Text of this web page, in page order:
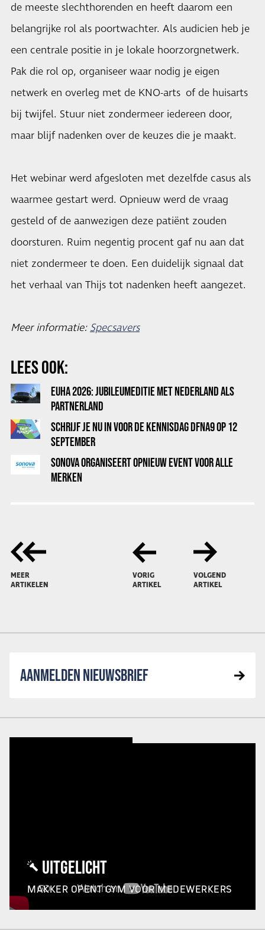
de meeste slechthorenden en heeft daarom een
belangrijke rol als poortwachter. Als audicien heb je
een centrale positie in je lokale hoorzorgnetwerk.
Pak die rol op, organiseer waar nodig je eigen
netwerk en overleg met de KNO-arts of de huisarts
bij twijfel. Stuur niet zondermeer iedereen door,
maar blijf nadenken over de keuzes die je maakt.
Het webinar werd afgesloten met dezelfde casus als
waarmee gestart werd. Opnieuw werd de vraag
gesteld of de aanwezigen deze patiënt zouden
doorsturen. Ruim negentig procent gaf nu aan dat
niet zondermeer te doen. Een duidelijk signaal dat
het verhaal van Thijs tot nadenken heeft aangezet.
Meer informatie:Specsavers
LEES OOK:
EUHA 2026: JUBILEUMEDITIE MET NEDERLAND ALS
PARTNERLAND
SCHRIJF JE NU IN VOOR DE KENNISDAG DFNA9 OP 12
SEPTEMBER
SONOVA ORGANISEERT OPNIEUW EVENT VOOR ALLE
MERKEN
MEER
ARTIKELEN
VORIG
ARTIKEL
VOLGEND
ARTIKEL
AANMELDEN NIEUWSBRIEF
UITGELICHT
MAKKER OPENT GYM VOOR MEDEWERKERS